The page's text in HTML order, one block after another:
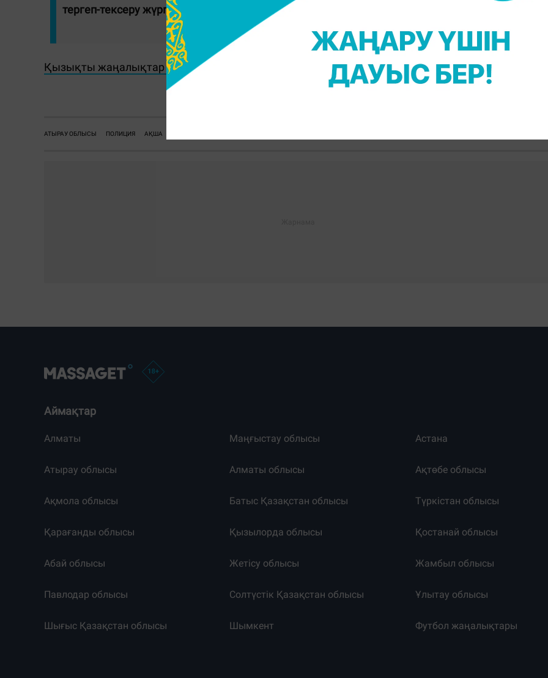
тергеп-тексеру жүргізіліп жатыр", - деп жазылған хабарламада.
Қызықты жаңалықтар мен видеоларды көру үшін TikTok арнамызға жазылыңыз!
АТЫРАУ ОБЛЫСЫ ПОЛИЦИЯ АҚША
Аймақтар
Алматы Маңғыстау облысы Астана
Атырау облысы Алматы облысы Ақтөбе облысы
Ақмола облысы Батыс Қазақстан облысы Түркістан облысы
Қарағанды облысы Қызылорда облысы Қостанай облысы
Абай облысы Жетісу облысы Жамбыл облысы
Павлодар облысы Солтүстік Қазақстан облысы Ұлытау облысы
Шығыс Қазақстан облысы Шымкент Футбол жаңалықтары